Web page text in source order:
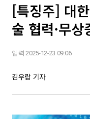
[특징주] 대
술 협력·무
입력 2025-12-23 09:06
김우람 기자